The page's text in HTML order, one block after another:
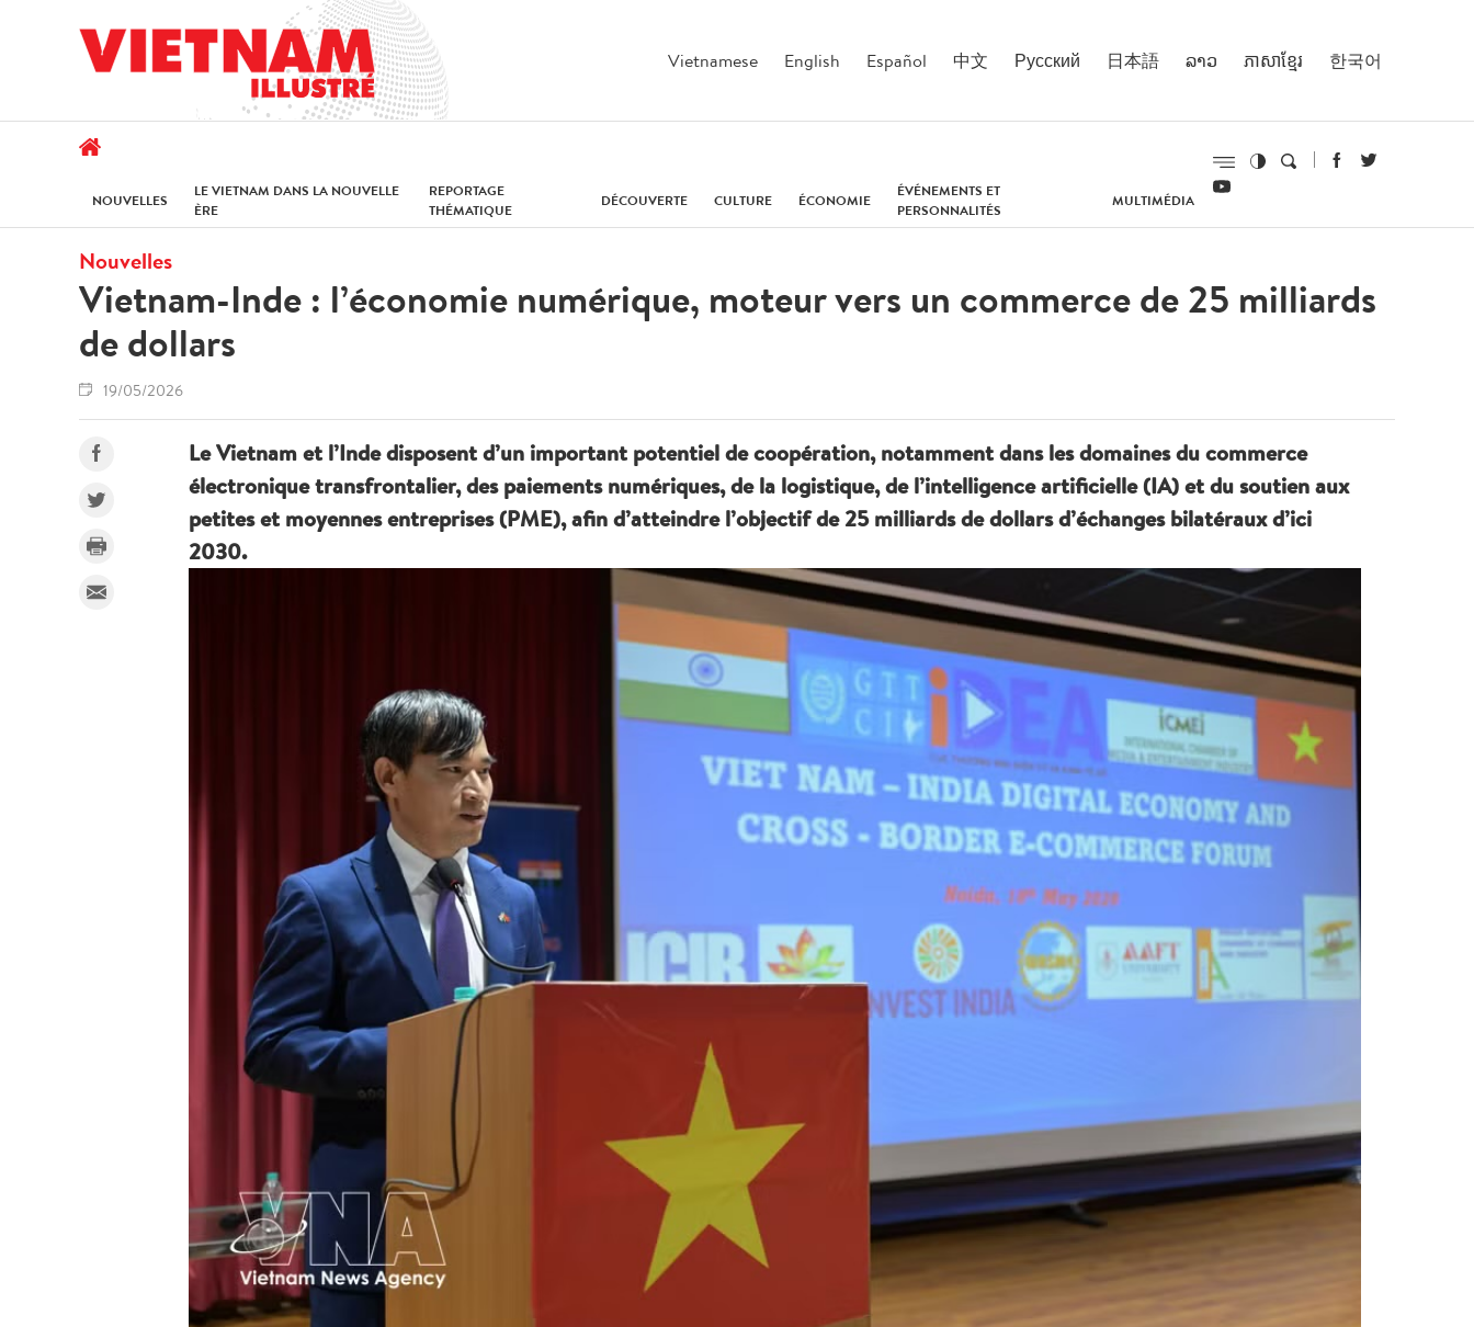
Vietnamese English Español 中文 Русский 日本語 ລາວ ភាសាខ្មែរ 한국어
NOUVELLES
LE VIETNAM DANS LA NOUVELLE
ÈRE
REPORTAGE
THÉMATIQUE
DÉCOUVERTE CULTURE ÉCONOMIE
ÉVÉNEMENTS ET
PERSONNALITÉS
MULTIMÉDIA
Nouvelles
Vietnam-Inde : l’économie numérique, moteur vers un commerce de 25 milliards
de dollars
19/05/2026
Le Vietnam et l’Inde disposent d’un important potentiel de coopération, notamment dans les domaines du commerce
électronique transfrontalier, des paiements numériques, de la logistique, de l’intelligence artificielle (IA) et du soutien aux
petites et moyennes entreprises (PME), afin d’atteindre l’objectif de 25 milliards de dollars d’échanges bilatéraux d’ici
2030.